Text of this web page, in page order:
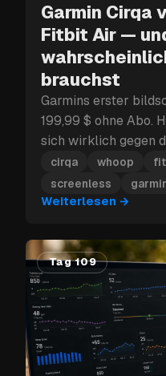
Garmin Cirqa
Fitbit Air —
brauchst
Garmins erster
199,99 $ ohne Abo.
sich wirklich gegen
Fitbit Air schlägt —
kostenloses
bildschirmfreie
cirqa whoop
screenless
Weiterlesen →
Tag 109